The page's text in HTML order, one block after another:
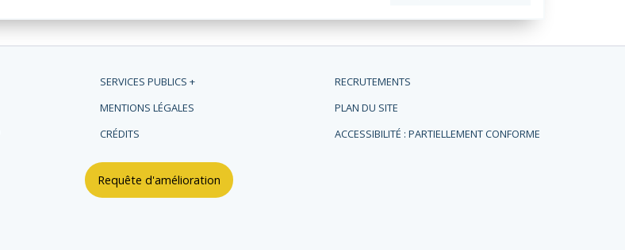
SERVICES PUBLICS +
RECRUTEMENTS
MENTIONS LÉGALES
PLAN DU SITE
CRÉDITS
ACCESSIBILITÉ : PARTIELLEMENT CONFORME
Requête d'amélioration